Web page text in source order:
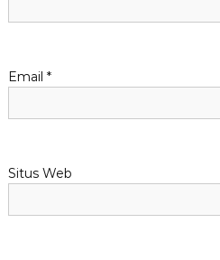
Email *
Situs Web